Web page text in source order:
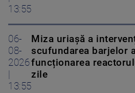
13:55
06-
08-
2026
13:55
Miza uriașă a
scufundarea barjelor
funcționarea
zile